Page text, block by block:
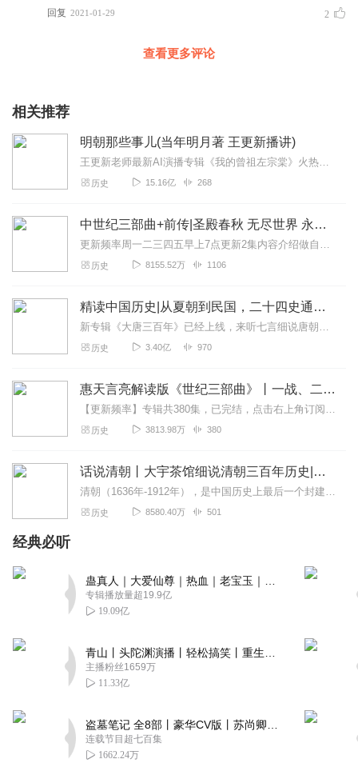
回复 2021-01-29 2
查看更多评论
相关推荐
明朝那些事儿(当年明月著 王更新播讲)
王更新老师最新AI演播专辑《我的曾祖左宗棠》火热更新中！从曾孙视角看帝国脊梁左宗棠的B面人生！【大咖推荐】明月的写作不仅笔锋活泼幽默，而且加进了自己的感悟，这就...
历史 15.16亿 268
中世纪三部曲+前传|圣殿春秋 无尽世界 永恒火焰 暗夜与黎明|惠天言亮解读版
更新频率周一二三四五早上7点更新2集内容介绍做自己喜欢的事，直到世界为你改变。言亮、惠天，为你解读世界级畅销IP--肯·福莱特《中世纪三部曲》+前传《暗夜与...
历史 8155.52万 1106
精读中国历史|从夏朝到民国，二十四史通史解析，中华上下五千年
新专辑《大唐三百年》已经上线，来听七言细说唐朝三百年历史吧。点击即可跳转收听。【精读中国历史】立足正史，现代阐释。溯本清源，守正创新。比小说还精彩的正说中国历...
历史 3.40亿 970
惠天言亮解读版《世纪三部曲》丨一战、二战、冷战
【更新频率】专辑共380集，已完结，点击右上角订阅按钮，VIP免费听！【社群福利】2024熊猫君听书社群全新升级，欢迎熊猫君的粉丝听友们入群交流，更多新鲜玩法和...
历史 3813.98万 380
话说清朝丨大宇茶馆细说清朝三百年历史|从努尔哈赤到末代皇帝溥仪|康熙雍正乾隆
清朝（1636年-1912年），是中国历史上最后一个封建王朝，共传十二帝，统治者为爱新觉罗氏。从努尔哈赤建立后金起，总计296年。从皇太极改国号为清起，国祚27...
历史 8580.40万 501
经典必听
专辑播放量超19.9亿
19.09亿
主播粉丝1659万
11.33亿
连载节目超七百集
1662.24万